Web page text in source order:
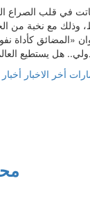
في قلب الصراع
مع نخبة من
«المضائق كأداة
أخر الاخبار